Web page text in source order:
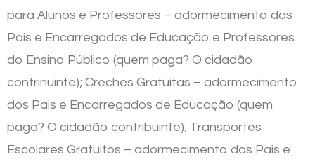
para Alunos e Professores – adormecimento dos
Pais e Encarregados de Educação e Professores
do Ensino Público (quem paga? O cidadão
contrinuinte); Creches Gratuitas – adormecimento
dos Pais e Encarregados de Educação (quem
paga? O cidadão contribuinte); Transportes
Escolares Gratuitos – adormecimento dos Pais e